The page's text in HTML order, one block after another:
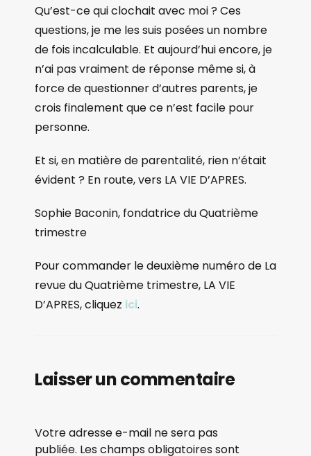
Qu’est-ce qui clochait avec moi ? Ces
questions, je me les suis posées un nombre
de fois incalculable. Et aujourd’hui encore, je
n’ai pas vraiment de réponse même si, à
force de questionner d’autres parents, je
crois finalement que ce n’est facile pour
personne.
Et si, en matière de parentalité, rien n’était
évident ? En route, vers LA VIE D’APRES.
Sophie Baconin, fondatrice du Quatrième
trimestre
Pour commander le deuxième numéro de La
revue du Quatrième trimestre, LA VIE
D’APRES, cliquez ici.
Laisser un commentaire
Votre adresse e-mail ne sera pas
publiée. Les champs obligatoires sont